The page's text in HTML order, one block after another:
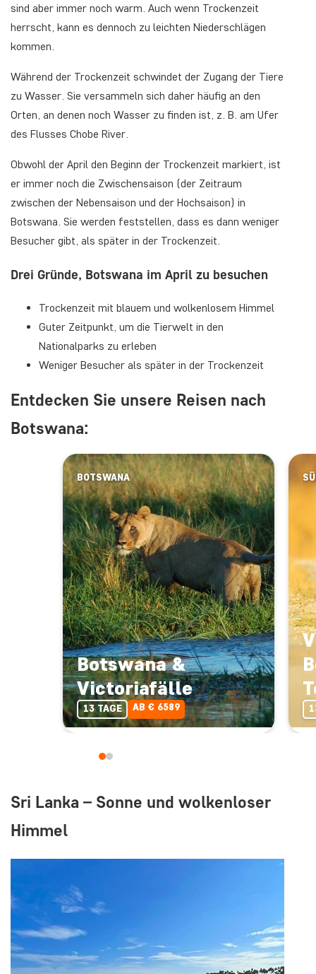
sind aber immer noch warm. Auch wenn Trockenzeit
herrscht, kann es dennoch zu leichten Niederschlägen
kommen.
Während der Trockenzeit schwindet der Zugang der Tiere
zu Wasser. Sie versammeln sich daher häufig an den
Orten, an denen noch Wasser zu finden ist, z. B. am Ufer
des Flusses Chobe River.
Obwohl der April den Beginn der Trockenzeit markiert, ist
er immer noch die Zwischensaison (der Zeitraum
zwischen der Nebensaison und der Hochsaison) in
Botswana. Sie werden feststellen, dass es dann weniger
Besucher gibt, als später in der Trockenzeit.
Drei Gründe, Botswana im April zu besuchen
Trockenzeit mit blauem und wolkenlosem Himmel
Guter Zeitpunkt, um die Tierwelt in den
Nationalparks zu erleben
Weniger Besucher als später in der Trockenzeit
Entdecken Sie unsere Reisen nach
Botswana:
BOTSWANA
Botswana &
Victoriafälle
13 TAGE AB € 6589
Sri Lanka – Sonne und wolkenloser
Himmel